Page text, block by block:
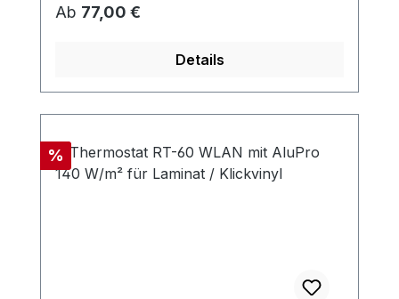
Regulärer Preis:
Ab 77,00 €
Details
Rabatt
%